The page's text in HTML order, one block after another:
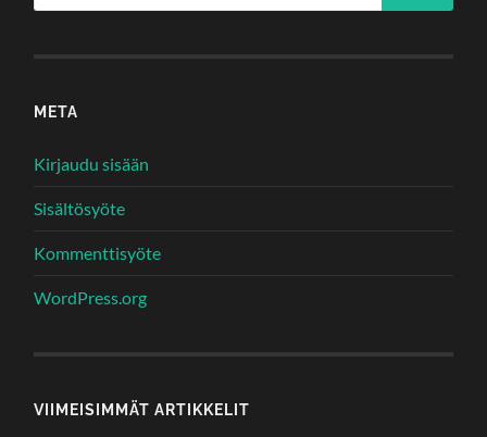
META
Kirjaudu sisään
Sisältösyöte
Kommenttisyöte
WordPress.org
VIIMEISIMMÄT ARTIKKELIT